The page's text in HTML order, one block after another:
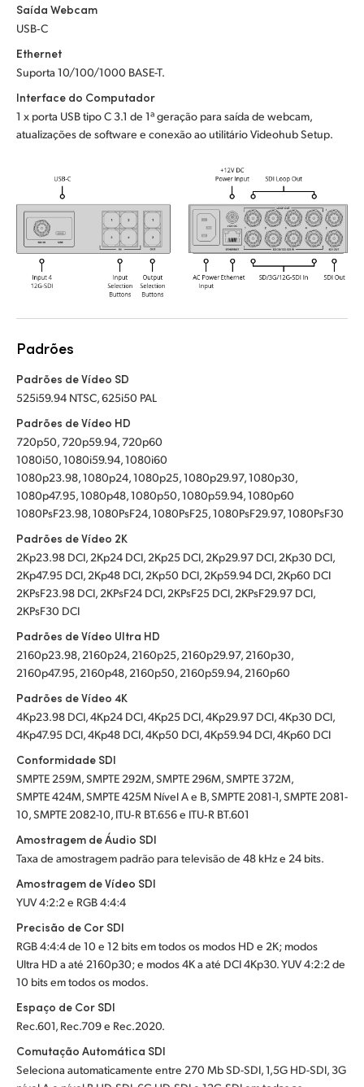
UAE
United States
Saída Webcam
USB‑C
Ethernet
Suporta 10/100/1000 BASE-T.
Interface do Computador
1 x porta USB tipo C 3.1 de 1ª geração para saída de webcam,
atualizações de software e conexão ao utilitário Videohub Setup.
Padrões
Padrões de Vídeo SD
525i59.94 NTSC, 625i50 PAL
Padrões de Vídeo HD
720p50, 720p59.94, 720p60
1080i50, 1080i59.94, 1080i60
1080p23.98, 1080p24, 1080p25, 1080p29.97, 1080p30,
1080p47.95, 1080p48, 1080p50, 1080p59.94, 1080p60
1080PsF23.98, 1080PsF24, 1080PsF25, 1080PsF29.97, 1080PsF30
Padrões de Vídeo 2K
2Kp23.98 DCI, 2Kp24 DCI, 2Kp25 DCI, 2Kp29.97 DCI, 2Kp30 DCI,
2Kp47.95 DCI, 2Kp48 DCI, 2Kp50 DCI, 2Kp59.94 DCI, 2Kp60 DCI
2KPsF23.98 DCI, 2KPsF24 DCI, 2KPsF25 DCI, 2KPsF29.97 DCI,
2KPsF30 DCI
Padrões de Vídeo Ultra HD
2160p23.98, 2160p24, 2160p25, 2160p29.97, 2160p30,
2160p47.95, 2160p48, 2160p50, 2160p59.94, 2160p60
Padrões de Vídeo 4K
4Kp23.98 DCI, 4Kp24 DCI, 4Kp25 DCI, 4Kp29.97 DCI, 4Kp30 DCI,
4Kp47.95 DCI, 4Kp48 DCI, 4Kp50 DCI, 4Kp59.94 DCI, 4Kp60 DCI
Conformidade SDI
SMPTE 259M, SMPTE 292M, SMPTE 296M, SMPTE 372M,
SMPTE 424M, SMPTE 425M Nível A e B, SMPTE 2081-1, SMPTE 2081-
10, SMPTE 2082-10, ITU‑R BT.656 e ITU‑R BT.601
Amostragem de Áudio SDI
Taxa de amostragem padrão para televisão de 48 kHz e 24 bits.
Amostragem de Vídeo SDI
YUV 4:2:2 e RGB 4:4:4
Precisão de Cor SDI
RGB 4:4:4 de 10 e 12 bits em todos os modos HD e 2K; modos
Ultra HD a até 2160p30; e modos 4K a até DCI 4Kp30. YUV 4:2:2 de
10 bits em todos os modos.
Espaço de Cor SDI
Rec.601, Rec.709 e Rec.2020.
Comutação Automática SDI
Seleciona automaticamente entre 270 Mb SD-SDI, 1,5G HD-SDI, 3G